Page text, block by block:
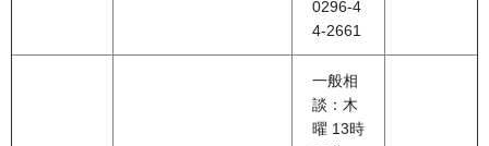
0296-4
4-2661
一般相
談：木
曜 13時